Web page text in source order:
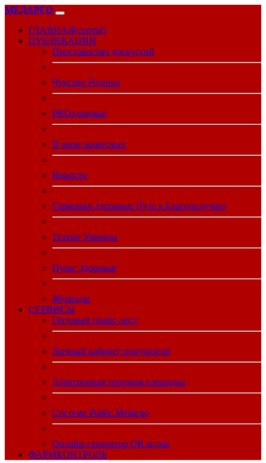
МЕДАРГО
ГЛАВНАЯ(current)
ПУБЛИКАЦИИ
Пространство дискуссий
Чувство Родины
PROздоровье
В мире животных
Новости
Гармония Здоровья: Путь к Благополучию
Усатые Умницы
Пульс Здоровья
Журналы
CЕРВИСЫ
Оптовый прайс-лист
Личный кабинет покупателя
Электронная торговая площадка
Система Public.Medargo
Онлайн-генератор QR кодов
ФАРМКОНТРОЛЬ